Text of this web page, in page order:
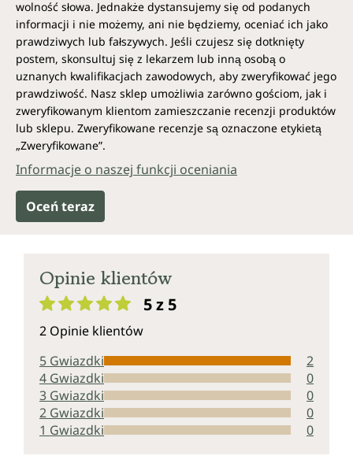
wolność słowa. Jednakże dystansujemy się od podanych
informacji i nie możemy, ani nie będziemy, oceniać ich jako
prawdziwych lub fałszywych. Jeśli czujesz się dotknięty
postem, skonsultuj się z lekarzem lub inną osobą o
uznanych kwalifikacjach zawodowych, aby zweryfikować jego
prawdziwość. Nasz sklep umożliwia zarówno gościom, jak i
zweryfikowanym klientom zamieszczanie recenzji produktów
lub sklepu. Zweryfikowane recenzje są oznaczone etykietą
„Zweryfikowane”.
Informacje o naszej funkcji oceniania
Oceń teraz
Opinie klientów
5 z 5
2 Opinie klientów
5 Gwiazdki
2
4 Gwiazdki
0
3 Gwiazdki
0
2 Gwiazdki
0
1 Gwiazdki
0